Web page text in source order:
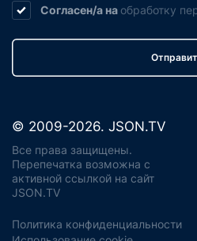
Согласен/а на обработку
© 2009-2026. JSON.TV
Все права защищены.
Перепечатка возможна с
активной ссылкой на сайт
JSON.TV
Политика конфиденциальности